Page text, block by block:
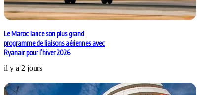
Le Maroc lance son plus grand
programme de liaisons aériennes avec
Ryanair pour l’hiver 2026
il y a 2 jours